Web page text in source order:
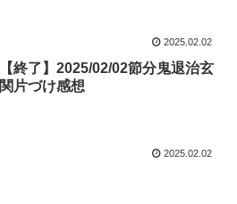
2025.02.02
【終了】2025/02/02節分鬼退治玄
関片づけ感想
2025.02.02